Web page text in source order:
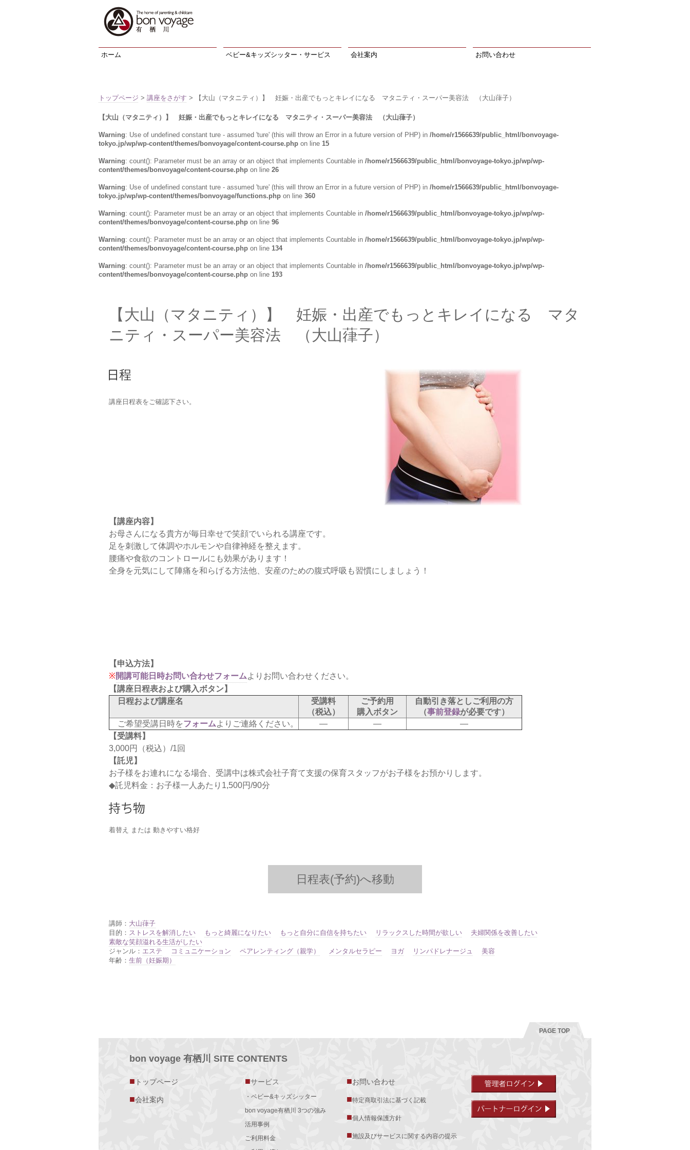
ホーム ベビー&キッズシッター・サービス 会社案内 お問い合わせ
トップページ > 講座をさがす > 【大山（マタニティ）】 妊娠・出産でもっとキレイになる マタニティ・スーパー美容法 （大山葎子）
【大山（マタニティ）】 妊娠・出産でもっとキレイになる マタニティ・スーパー美容法 （大山葎子）
Warning: Use of undefined constant ture - assumed 'ture' (this will throw an Error in a future version of PHP) in /home/r1566639/public_html/bonvoyage-
tokyo.jp/wp/wp-content/themes/bonvoyage/content-course.php on line 15
Warning: count(): Parameter must be an array or an object that implements Countable in /home/r1566639/public_html/bonvoyage-tokyo.jp/wp/wp-
content/themes/bonvoyage/content-course.php on line 26
Warning: Use of undefined constant ture - assumed 'ture' (this will throw an Error in a future version of PHP) in /home/r1566639/public_html/bonvoyage-
tokyo.jp/wp/wp-content/themes/bonvoyage/functions.php on line 360
Warning: count(): Parameter must be an array or an object that implements Countable in /home/r1566639/public_html/bonvoyage-tokyo.jp/wp/wp-
content/themes/bonvoyage/content-course.php on line 96
Warning: count(): Parameter must be an array or an object that implements Countable in /home/r1566639/public_html/bonvoyage-tokyo.jp/wp/wp-
content/themes/bonvoyage/content-course.php on line 134
Warning: count(): Parameter must be an array or an object that implements Countable in /home/r1566639/public_html/bonvoyage-tokyo.jp/wp/wp-
content/themes/bonvoyage/content-course.php on line 193
【大山（マタニティ）】 妊娠・出産でもっとキレイになる マタ
ニティ・スーパー美容法 （大山葎子）
講座日程表をご確認下さい。
【講座内容】
お母さんになる貴方が毎日幸せで笑顔でいられる講座です。
足を刺激して体調やホルモンや自律神経を整えます。
腰痛や食欲のコントロールにも効果があります！
全身を元気にして陣痛を和らげる方法他、安産のための腹式呼吸も習慣にしましょう！
【申込方法】
※開講可能日時お問い合わせフォームよりお問い合わせください。
【講座日程表および購入ボタン】
日程および講座名
受講料
（税込）
ご予約用
購入ボタン
自動引き落としご利用の方
（事前登録が必要です）
ご希望受講日時をフォームよりご連絡ください。 ― ―
―
【受講料】
3,000円（税込）/1回
【託児】
お子様をお連れになる場合、受講中は株式会社子育て支援の保育スタッフがお子様をお預かりします。
◆託児料金：お子様一人あたり1,500円/90分
着替え または 動きやすい格好
日程表(予約)へ移動
講師： 大山葎子
目的： ストレスを解消したい もっと綺麗になりたい もっと自分に自信を持ちたい リラックスした時間が欲しい
夫婦関係を改善したい
素敵な笑顔溢れる生活がしたい
ジャンル： エステ コミュニケーション ペアレンティング（親学） メンタルセラピー ヨガ リンパドレナージュ
美容
年齢： 生前（妊娠期）
PAGE TOP
bon voyage 有栖川 SITE CONTENTS
■ トップページ
■会社案内
■サービス
・ベビー&キッズシッター
bon voyage有栖川 3つの強み
活用事例
ご利用料金
■お問い合わせ
■特定商取引法に基づく記載
■個人情報保護方針
■施設及びサービスに関する内容の提示